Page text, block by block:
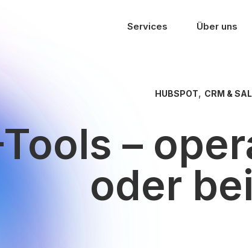
Services Über uns
HUBSPOT, CRM &
–
oder